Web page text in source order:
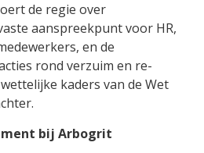
de regie over
aanspreekpunt voor HR,
en de
rond verzuim en re-
kaders van de Wet
bij Arbogrit